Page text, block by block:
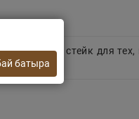
стейк для
батыра